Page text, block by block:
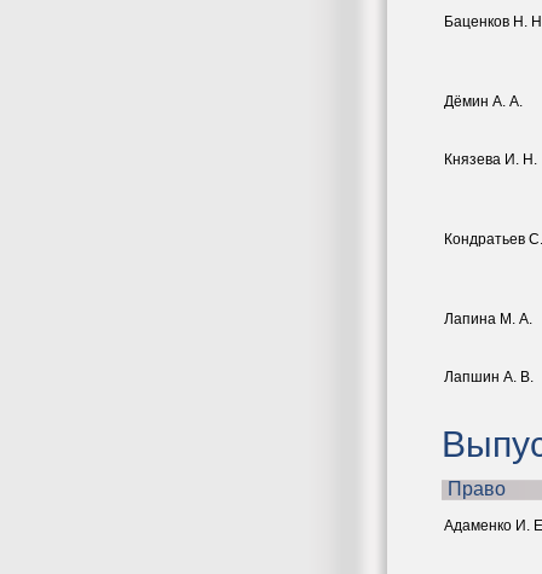
Баценков Н.
Дёмин А. А.
Князева И. Н.
Кондратьев
Лапина М. А.
Лапшин А. В.
Право
Адаменко И.